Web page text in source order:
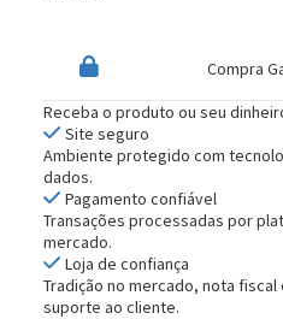
Compra
Receba o produto ou seu
Site seguro
Ambiente protegido com
dados.
Pagamento confiável
Transações processadas por
mercado.
Loja de confiança
Tradição no mercado, nota
suporte ao cliente.